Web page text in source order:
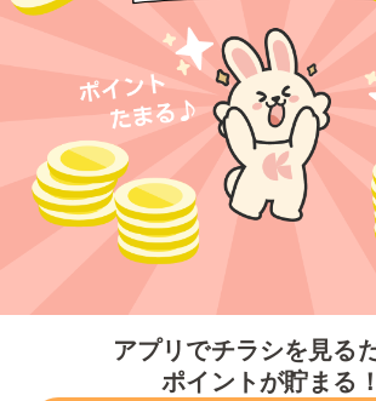
アプリでチラシを見る
ポイントが貯まる！